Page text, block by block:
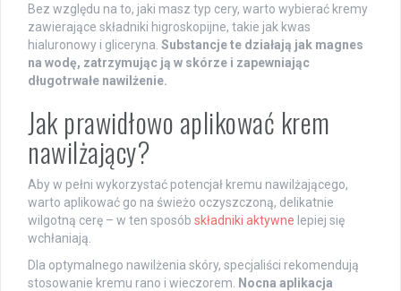
Bez względu na to, jaki masz typ cery, warto wybierać kremy
zawierające składniki higroskopijne, takie jak kwas
hialuronowy i gliceryna. Substancje te działają jak magnes
na wodę, zatrzymując ją w skórze i zapewniając
długotrwałe nawilżenie.
Jak prawidłowo aplikować krem
nawilżający?
Aby w pełni wykorzystać potencjał kremu nawilżającego,
warto aplikować go na świeżo oczyszczoną, delikatnie
wilgotną cerę – w ten sposób składniki aktywne lepiej się
wchłaniają.
Dla optymalnego nawilżenia skóry, specjaliści rekomendują
stosowanie kremu rano i wieczorem. Nocna aplikacja